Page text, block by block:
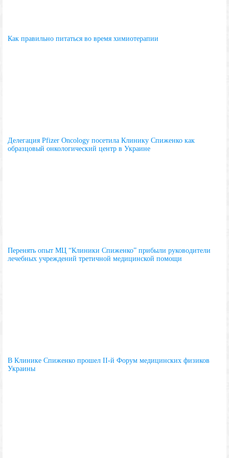
Как правильно питаться во время химиотерапии
Делегация Pfizer Oncology посетила Клинику Спиженко как
образцовый онкологический центр в Украине
Перенять опыт МЦ “Клиники Спиженко” прибыли руководители
лечебных учреждений третичной медицинской помощи
В Клинике Спиженко прошел II-й Форум медицинских физиков
Украины